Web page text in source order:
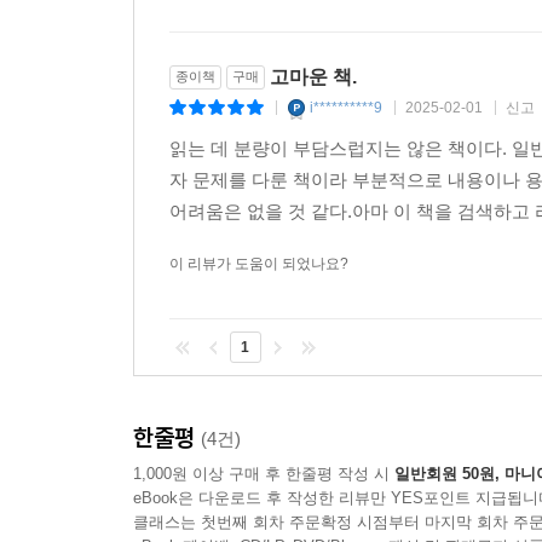
종이책 구매 고마운 책.
i**********9 2025-02-01 신고
읽는 데 분량이 부담스럽지는 않은 책이다.
자 문제를 다룬 책이라 부분적으로 내용이나
어려움은 없을 것 같다.아마 이 책을 검색하
이 리뷰가 도움이 되었나요?
1
한줄평 (4건)
1,000원 이상 구매 후 한줄평 작성 시 일반회원 50원, 마니
eBook은 다운로드 후 작성한 리뷰만 YES포인트 지급됩니
클래스는 첫번째 회차 주문확정 시점부터 마지막 회차 주